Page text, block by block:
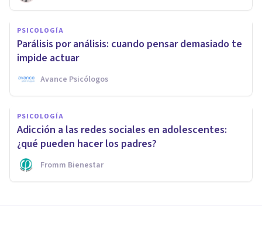
PSICOLOGÍA
Parálisis por análisis: cuando pensar demasiado te
impide actuar
Avance Psicólogos
PSICOLOGÍA
Adicción a las redes sociales en adolescentes:
¿qué pueden hacer los padres?
Fromm Bienestar